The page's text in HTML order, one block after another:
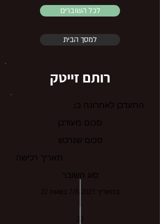
לכל השוברים
למסך הבית
רותם זייטק
התעדכן לאחרונה ב:
סכום מעודכן
סכום שנרכש
תאריך רכישה
סוג השובר
בתאריך 7/8/2023 בשעה 22
23